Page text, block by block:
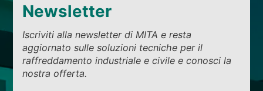
Newsletter
Iscriviti alla newsletter di MITA e resta
aggiornato sulle soluzioni tecniche per il
raffreddamento industriale e civile e conosci la
nostra offerta.